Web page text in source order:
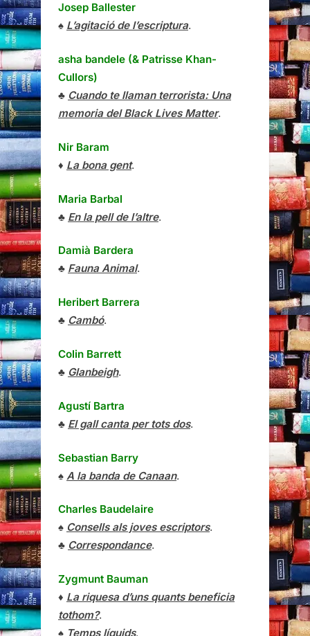
Josep Ballester
♠ L’agitació de l’escriptura.
asha bandele (& Patrisse Khan-
Cullors)
♣ Cuando te llaman terrorista: Una
memoria del Black Lives Matter.
Nir Baram
♦ La bona gent.
Maria Barbal
♣ En la pell de l’altre.
Damià Bardera
♣ Fauna Animal.
Heribert Barrera
♣ Cambó.
Colin Barrett
♣ Glanbeigh.
Agustí Bartra
♣ El gall canta per tots dos.
Sebastian Barry
♠ A la banda de Canaan.
Charles Baudelaire
♠ Consells als joves escriptors.
♣ Correspondance.
Zygmunt Bauman
♦ La riquesa d’uns quants beneficia
tothom?.
♠ Temps líquids.